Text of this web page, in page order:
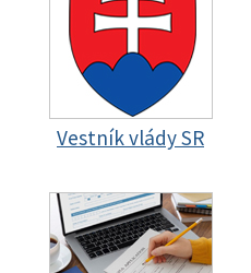
Vestník vlády SR